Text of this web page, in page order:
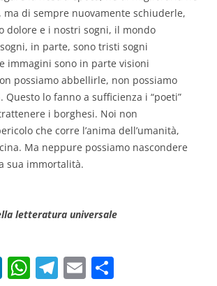
di sempre nuovamente schiuderle,
dolore e i nostri sogni, il mondo
in parte, sono tristi sogni
immagini sono in parte visioni
possiamo abbellirle, non possiamo
Questo lo fanno a sufficienza i “poeti”
i borghesi. Noi non
che corre l’anima dell’umanità,
Ma neppure possiamo nascondere
sua immortalità.
letteratura universale
Li W T E